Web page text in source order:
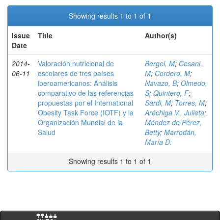
Showing results 1 to 1 of 1
Issue
Date
Title Author(s)
2014-
06-11
Valoración nutricional de
escolares de tres países
iberoamericanos: Análisis
comparativo de las referencias
propuestas por el International
Obesity Task Force (IOTF) y la
Organización Mundial de la
Salud
Bergel, M; Cesani,
M; Cordero, M;
Navazo, B; Olmedo,
S; Quintero, F;
Sardi, M; Torres, M;
Aréchiga V., Julieta;
Méndez de Pérez,
Betty; Marrodán,
María D.
Showing results 1 to 1 of 1